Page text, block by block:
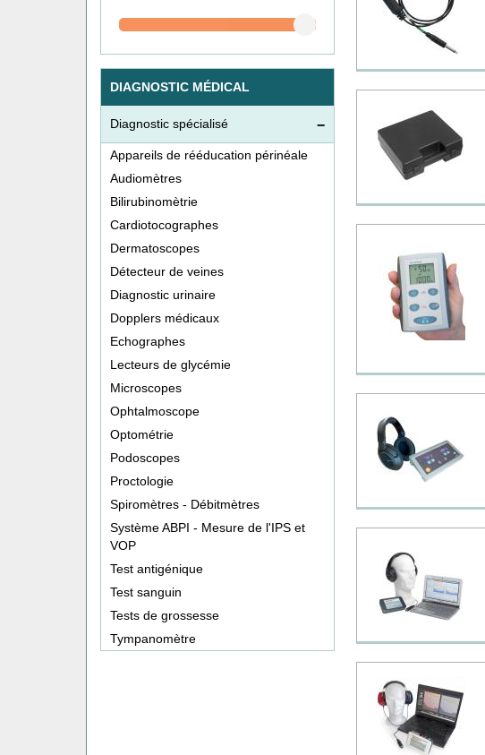
DIAGNOSTIC MÉDICAL
Diagnostic spécialisé
Appareils de rééducation périnéale
Audiomètres
Bilirubinomètrie
Cardiotocographes
Dermatoscopes
Détecteur de veines
Diagnostic urinaire
Dopplers médicaux
Echographes
Lecteurs de glycémie
Microscopes
Ophtalmoscope
Optométrie
Podoscopes
Proctologie
Spiromètres - Débitmètres
Système ABPI - Mesure de l'IPS et
VOP
Test antigénique
Test sanguin
Tests de grossesse
Tympanomètre